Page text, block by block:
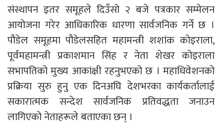
संस्थापन इतर समूहले दिउँसो २ बजे पत्रकार सम्मेलन
आयोजना गरेर आधिकारिक धारणा सार्वजनिक गर्ने छ ।
पौडेल समूहमा पौडेलसहित महामन्त्री शशांक कोइराला,
पूर्वमहामन्त्री प्रकाशमान सिंह र नेता शेखर कोइराला
सभापतिको मुख्य आकांक्षी रहनुभएको छ । महाधिवेशनको
प्रक्रिया सुरु हुनु एक दिनअघि देशभरका कार्यकर्तालाई
सकारात्मक सन्देश सार्वजनिक प्रतिवद्धता जनाउन
लागिएको नेताहरूले बताएका छन् ।